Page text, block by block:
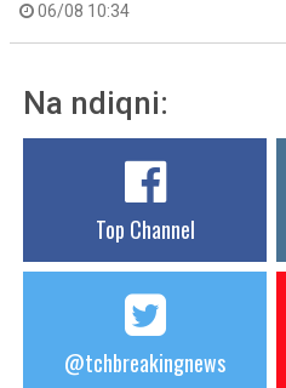
06/08 10:34
Na ndiqni:
Top Channel
@tchbreakingnews